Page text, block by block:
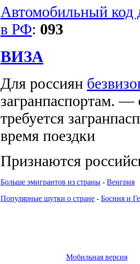
Автомобильный код
в РФ: 093
ВИЗА
Для россиян
загранпаспортам.
требуется
время поездки
Признаются
Больше эмигрантов из страны - Венгрия
Популярные шутки о стране - Босния и
Мобильная версия